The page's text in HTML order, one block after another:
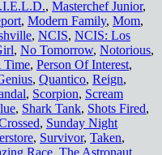
, Masterchef Junior,
, Modern Family, Mom,
, NCIS, NCIS: Los
, No Tomorrow, Notorious,
Time, Person Of Interest,
, Quantico, Reign,
, Scorpion, Scream
, Shark Tank, Shots Fired,
, Sunday Night
, Survivor, Taken,
Race, The Astronaut